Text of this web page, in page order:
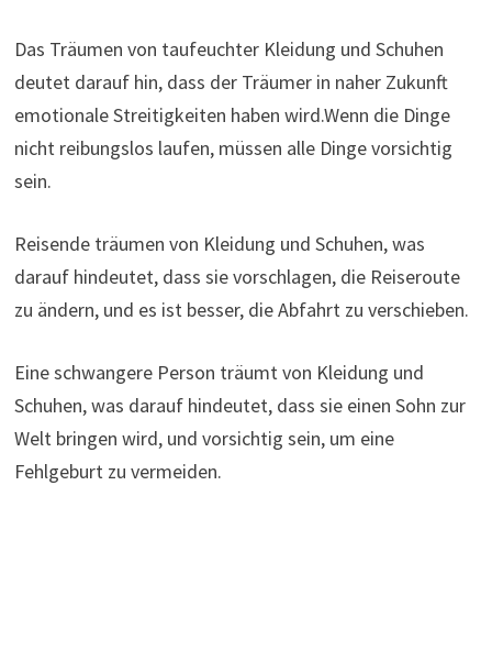
Das Träumen von taufeuchter Kleidung und Schuhen
deutet darauf hin, dass der Träumer in naher Zukunft
emotionale Streitigkeiten haben wird.Wenn die Dinge
nicht reibungslos laufen, müssen alle Dinge vorsichtig
sein.
Reisende träumen von Kleidung und Schuhen, was
darauf hindeutet, dass sie vorschlagen, die Reiseroute
zu ändern, und es ist besser, die Abfahrt zu verschieben.
Eine schwangere Person träumt von Kleidung und
Schuhen, was darauf hindeutet, dass sie einen Sohn zur
Welt bringen wird, und vorsichtig sein, um eine
Fehlgeburt zu vermeiden.